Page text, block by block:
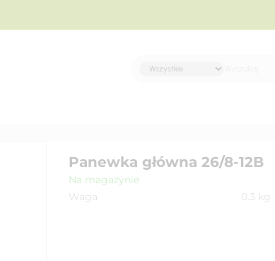
Panewka główna 26/8-12B
Na magazynie
Waga
0.3 kg